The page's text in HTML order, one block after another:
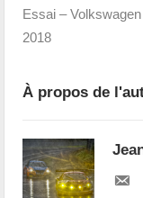
Essai –
2018
À propos de